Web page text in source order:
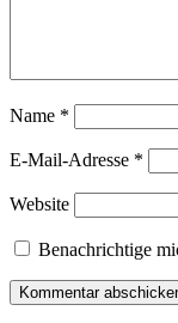
Name *
E-Mail-Adresse *
Website
Benachrichtige